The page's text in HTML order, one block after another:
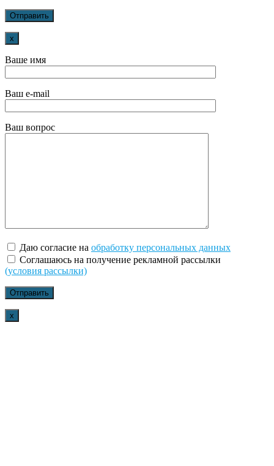
x
Ваше имя
Ваш e-mail
Ваш вопрос
Даю согласие на обработку персональных данных
Соглашаюсь на получение рекламной рассылки
(условия рассылки)
x